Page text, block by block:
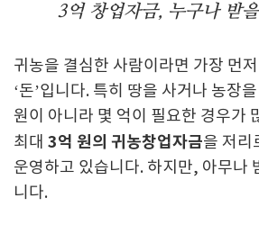
3억 창업자금, 누구나 받
귀농을 결심한 사람이라면 가장 먼
‘돈’입니다. 특히 땅을 사거나 농장
원이 아니라 몇 억이 필요한 경우가
최대 3억 원의 귀농창업자금을 저리
운영하고 있습니다. 하지만, 아무나
니다.